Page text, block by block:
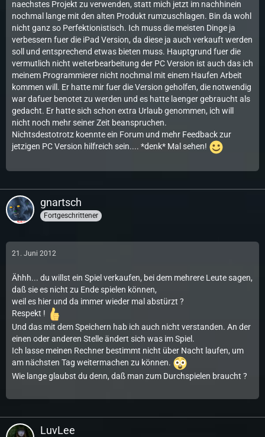
naechstes Projekt zu verwenden, statt mich jetzt im nachhinein
nochmal lange mit den alten Produkt rumzuschlagen. Bin da wohl
nicht ganz so Perfektionistisch. Ich muss die meisten Dinge ja
verbessern fuer die iPad Version, da diese ja auch verkauft werden
soll und entsprechend etwas bieten muss. Hauptgrund fuer die
vermutlich nicht weiterbearbeitung der PC Version ist auch das ich
meinem Programmierer nicht nochmal mit einem Haufen Arbeit
kommen will. Er hatte mir fuer die Version geholfen, die notwendig
war dafuer benotet zu werden und es hatte laenger gebraucht als
gedacht. Er hatte sich schon extra Urlaub genommen, ich will
nicht noch mehr seiner Zeit beanspruchen.
Nichtsdestotrotz koennte ein Forum und mehr Feedback zur
jetzigen PC Version hilfreich sein.... *denk* Mal sehen!
gnartsch
Fortgeschrittener
21. Juni 2012
Ähhh... du willst ein Spiel verkaufen, bei dem mehrere Leute sagen,
daß sie es nicht zu Ende spielen können,
weil es hier und da immer wieder mal abstürzt ?
Respekt !
Und das mit dem Speichern hab ich auch nicht verstanden. An der
einen oder anderen Stelle ändert sich was im Spiel.
Ich lasse meinen Rechner bestimmt nicht über Nacht laufen, um
am nächsten Tag weitermachen zu können.
Wie lange glaubst du denn, daß man zum Durchspielen braucht ?
LuvLee